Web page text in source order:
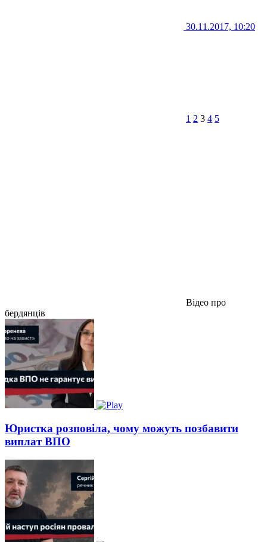
30.11.2017, 10:20
1 2 3 4 5
Відео про
бердянців
Юристка розповіла, чому можуть позбавити
виплат ВПО